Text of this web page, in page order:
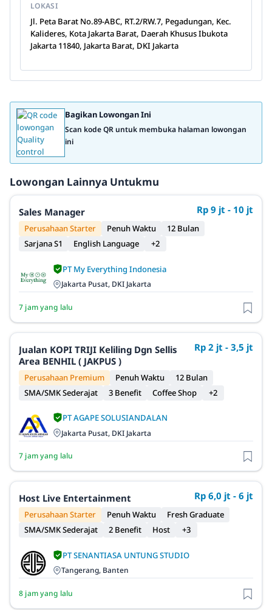
LOKASI
Jl. Peta Barat No.89-ABC, RT.2/RW.7, Pegadungan, Kec.
Kalideres, Kota Jakarta Barat, Daerah Khusus Ibukota
Jakarta 11840, Jakarta Barat, DKI Jakarta
Bagikan Lowongan Ini
Scan kode QR untuk membuka halaman lowongan
ini
Lowongan Lainnya Untukmu
Sales Manager Rp 9 jt - 10 jt
Perusahaan Starter Penuh Waktu
12 Bulan
Sarjana S1
English Language +2
PT My Everything Indonesia
Jakarta Pusat, DKI Jakarta
7 jam yang lalu
Jualan KOPI TRIJI Keliling Dgn Sellis
Area BENHIL ( JAKPUS )
Rp 2 jt - 3,5 jt
Perusahaan Premium Penuh Waktu
12 Bulan
SMA/SMK Sederajat
3 Benefit Coffee Shop +2
PT AGAPE SOLUSIANDALAN
Jakarta Pusat, DKI Jakarta
7 jam yang lalu
Host Live Entertainment Rp 6,0 jt - 6 jt
Perusahaan Starter Penuh Waktu
Fresh Graduate
SMA/SMK Sederajat
2 Benefit Host +3
PT SENANTIASA UNTUNG STUDIO
Tangerang, Banten
8 jam yang lalu